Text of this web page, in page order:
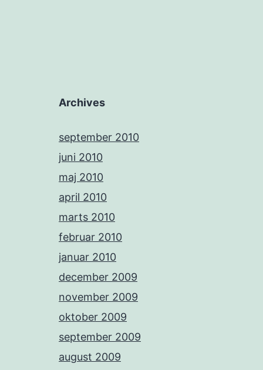
Archives
september 2010
juni 2010
maj 2010
april 2010
marts 2010
februar 2010
januar 2010
december 2009
november 2009
oktober 2009
september 2009
august 2009